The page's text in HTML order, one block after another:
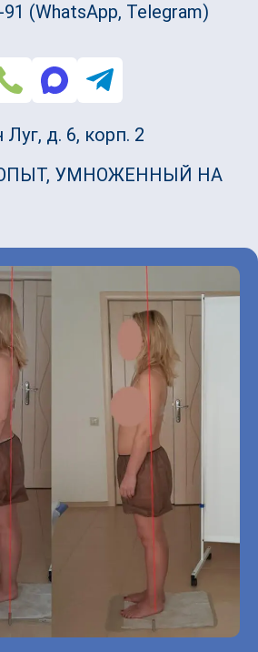
(WhatsApp, Telegram)
д. 6, корп. 2
УМНОЖЕННЫЙ НА